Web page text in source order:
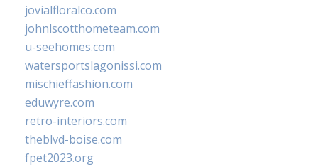
jovialfloralco.com
johnlscotthometeam.com
u-seehomes.com
watersportslagonissi.com
mischieffashion.com
eduwyre.com
retro-interiors.com
theblvd-boise.com
fpet2023.org